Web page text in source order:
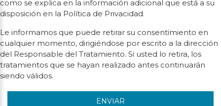
como se explica en la información adicional que está a su
disposición en la Política de Privacidad.
Le informamos que puede retirar su consentimiento en
cualquier momento, dirigiéndose por escrito a la dirección
del Responsable del Tratamiento. Si usted lo retira, los
tratamientos que se hayan realizado antes continuarán
siendo válidos.
ENVIAR